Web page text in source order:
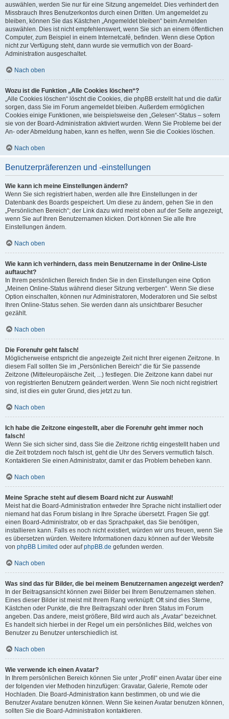
auswählen, werden Sie nur für eine Sitzung angemeldet. Dies verhindert den
Missbrauch Ihres Benutzerkontos durch einen Dritten. Um angemeldet zu
bleiben, können Sie das Kästchen „Angemeldet bleiben“ beim Anmelden
auswählen. Dies ist nicht empfehlenswert, wenn Sie sich an einem öffentlichen
Computer, zum Beispiel in einem Internetcafé, befinden. Wenn diese Option
nicht zur Verfügung steht, dann wurde sie vermutlich von der Board-
Administration ausgeschaltet.
Nach oben
Wozu ist die Funktion „Alle Cookies löschen“?
„Alle Cookies löschen“ löscht die Cookies, die phpBB erstellt hat und die dafür
sorgen, dass Sie im Forum angemeldet bleiben. Außerdem ermöglichen
Cookies einige Funktionen, wie beispielsweise den „Gelesen“-Status – sofern
sie von der Board-Administration aktiviert wurden. Wenn Sie Probleme bei der
An- oder Abmeldung haben, kann es helfen, wenn Sie die Cookies löschen.
Nach oben
Benutzerpräferenzen und -einstellungen
Wie kann ich meine Einstellungen ändern?
Wenn Sie sich registriert haben, werden alle Ihre Einstellungen in der
Datenbank des Boards gespeichert. Um diese zu ändern, gehen Sie in den
„Persönlichen Bereich“; der Link dazu wird meist oben auf der Seite angezeigt,
wenn Sie auf Ihren Benutzernamen klicken. Dort können Sie alle Ihre
Einstellungen ändern.
Nach oben
Wie kann ich verhindern, dass mein Benutzername in der Online-Liste
auftaucht?
In Ihrem persönlichen Bereich finden Sie in den Einstellungen eine Option
„Meinen Online-Status während dieser Sitzung verbergen“. Wenn Sie diese
Option einschalten, können nur Administratoren, Moderatoren und Sie selbst
Ihren Online-Status sehen. Sie werden dann als unsichtbarer Besucher
gezählt.
Nach oben
Die Forenuhr geht falsch!
Möglicherweise entspricht die angezeigte Zeit nicht Ihrer eigenen Zeitzone. In
diesem Fall sollten Sie im „Persönlichen Bereich“ die für Sie passende
Zeitzone (Mitteleuropäische Zeit, ...) festlegen. Die Zeitzone kann dabei nur
von registrierten Benutzern geändert werden. Wenn Sie noch nicht registriert
sind, ist dies ein guter Grund, dies jetzt zu tun.
Nach oben
Ich habe die Zeitzone eingestellt, aber die Forenuhr geht immer noch
falsch!
Wenn Sie sich sicher sind, dass Sie die Zeitzone richtig eingestellt haben und
die Zeit trotzdem noch falsch ist, geht die Uhr des Servers vermutlich falsch.
Kontaktieren Sie einen Administrator, damit er das Problem beheben kann.
Nach oben
Meine Sprache steht auf diesem Board nicht zur Auswahl!
Meist hat die Board-Administration entweder Ihre Sprache nicht installiert oder
niemand hat das Forum bislang in Ihre Sprache übersetzt. Fragen Sie ggf.
einen Board-Administrator, ob er das Sprachpaket, das Sie benötigen,
installieren kann. Falls es noch nicht existiert, würden wir uns freuen, wenn Sie
es übersetzen würden. Weitere Informationen dazu können auf der Website
von phpBB Limited oder aufphpBB.de gefunden werden.
Nach oben
Was sind das für Bilder, die bei meinem Benutzernamen angezeigt werden?
In der Beitragsansicht können zwei Bilder bei Ihrem Benutzernamen stehen.
Eines dieser Bilder ist meist mit Ihrem Rang verknüpft: Oft sind dies Sterne,
Kästchen oder Punkte, die Ihre Beitragszahl oder Ihren Status im Forum
angeben. Das andere, meist größere, Bild wird auch als „Avatar“ bezeichnet.
Es handelt sich hierbei in der Regel um ein persönliches Bild, welches von
Benutzer zu Benutzer unterschiedlich ist.
Nach oben
Wie verwende ich einen Avatar?
In Ihrem persönlichen Bereich können Sie unter „Profil“ einen Avatar über eine
der folgenden vier Methoden hinzufügen: Gravatar, Galerie, Remote oder
Hochladen. Die Board-Administration kann bestimmen, ob und wie die
Benutzer Avatare benutzen können. Wenn Sie keinen Avatar benutzen können,
sollten Sie die Board-Administration kontaktieren.